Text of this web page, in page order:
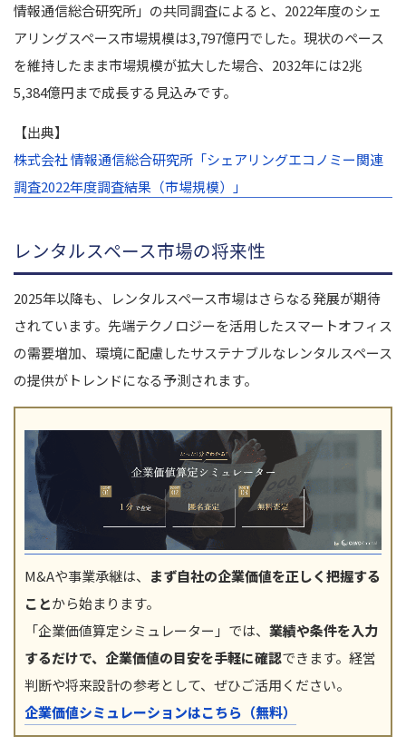
情報通信総合研究所」の共同調査によると、2022年度のシェ
アリングスペース市場規模は3,797億円でした。現状のペース
を維持したまま市場規模が拡大した場合、2032年には2兆
5,384億円まで成長する見込みです。
【出典】
株式会社 情報通信総合研究所「シェアリングエコノミー関連
調査2022年度調査結果（市場規模）」
レンタルスペース市場の将来性
2025年以降も、レンタルスペース市場はさらなる発展が期待
されています。先端テクノロジーを活用したスマートオフィス
の需要増加、環境に配慮したサステナブルなレンタルスペース
の提供がトレンドになる予測されます。
M&Aや事業承継は、 まず自社の企業価値を正しく把握する
ことから始まります。
「企業価値算定シミュレーター」では、 業績や条件を入力
するだけで、企業価値の目安を手軽に確認できます。経営
判断や将来設計の参考として、ぜひご活用ください。
企業価値シミュレーションはこちら（無料）